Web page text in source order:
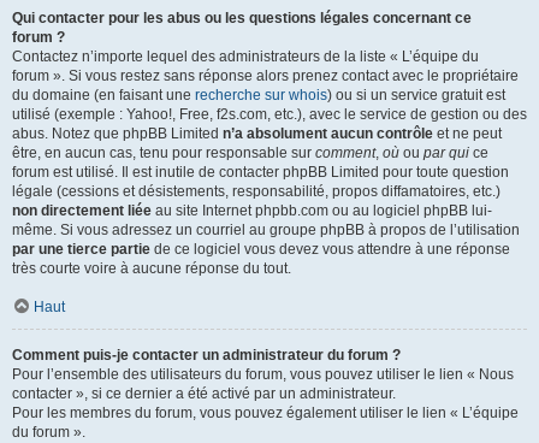
Qui contacter pour les abus ou les questions légales concernant ce
forum ?
Contactez n’importe lequel des administrateurs de la liste « L’équipe du
forum ». Si vous restez sans réponse alors prenez contact avec le propriétaire
du domaine (en faisant une recherche sur whois) ou si un service gratuit est
utilisé (exemple : Yahoo!, Free, f2s.com, etc.), avec le service de gestion ou des
abus. Notez que phpBB Limited n’a absolument aucun contrôle et ne peut
être, en aucun cas, tenu pour responsable sur comment, où ou par qui ce
forum est utilisé. Il est inutile de contacter phpBB Limited pour toute question
légale (cessions et désistements, responsabilité, propos diffamatoires, etc.)
non directement liée au site Internet phpbb.com ou au logiciel phpBB lui-
même. Si vous adressez un courriel au groupe phpBB à propos de l’utilisation
par une tierce partie de ce logiciel vous devez vous attendre à une réponse
très courte voire à aucune réponse du tout.
Haut
Comment puis-je contacter un administrateur du forum ?
Pour l’ensemble des utilisateurs du forum, vous pouvez utiliser le lien « Nous
contacter », si ce dernier a été activé par un administrateur.
Pour les membres du forum, vous pouvez également utiliser le lien « L’équipe
du forum ».